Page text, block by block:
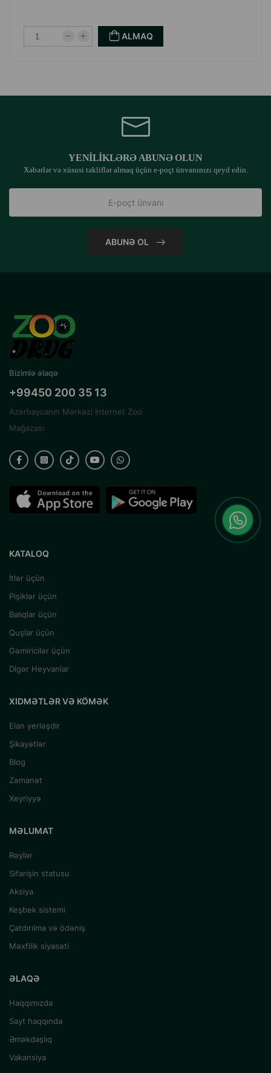
ALMAQ
YENILIKLƏRƏ ABUNƏ OLUN
Xəbərlər və xüsusi təkliflər almaq üçün e-poçt ünvanınızı qeyd edin.
ABUNƏ OL
Bizimlə əlaqə
+99450 200 35 13
Azərbaycanın Mərkəzi İnternet Zoo
Mağazası
KATALOQ
İtlər üçün
Pişiklər üçün
Balıqlar üçün
Quşlar üçün
Gəmiricilər üçün
Digər Heyvanlar
XIDMƏTLƏR VƏ KÖMƏK
Elan yerləşdir
Şikayətlər
Blog
Zəmanət
Xeyriyyə
MƏLUMAT
Rəylər
Sifarişin statusu
Aksiya
Keşbek sistemi
Çatdırılma və ödəniş
Məxfilik siyasəti
ƏLAQƏ
Haqqımızda
Sayt haqqında
Əməkdaşlıq
Vakansiya